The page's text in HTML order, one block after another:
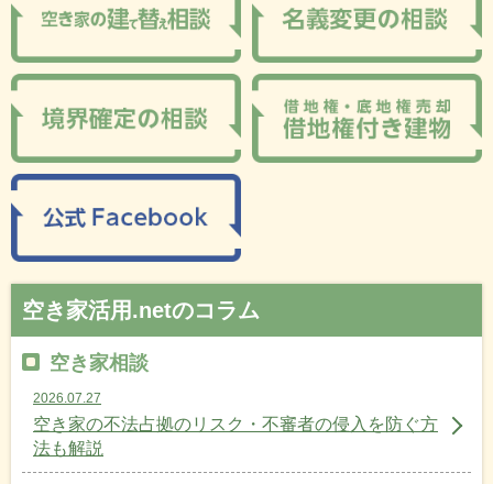
空き家活用.netのコラム
空き家相談
2026.07.27
空き家の不法占拠のリスク・不審者の侵入を防ぐ方
法も解説